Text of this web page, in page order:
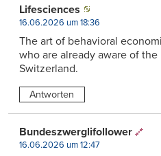
Lifesciences
16.06.2026 um 18:36
The art of behavioral
who are already aware of
Switzerland.
Antworten
Bundeszwerglifollower
16.06.2026 um 12:47